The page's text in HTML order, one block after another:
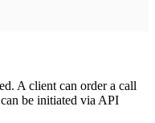
A client can order a call
be initiated via API